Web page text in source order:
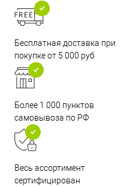
Бесплатная доставка при
покупке от 5 000 руб
Более 1 000 пунктов
самовывоза по РФ
Весь ассортимент
сертифицирован